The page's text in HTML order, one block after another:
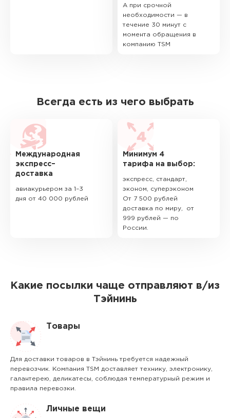
А при срочной
необходимости — в
течение 30 минут с
момента обращения в
компанию TSM
Всегда есть из чего выбрать
Международная
экспресс–
доставка
авиакурьером за 1–3
дня от 40 000 рублей
Минимум 4
тарифа на выбор:
экспресс, стандарт,
эконом, суперэконом
От 7 500 рублей
доставка по миру, от
999 рублей — по
России.
Какие посылки чаще отправляют в/из
Тэйнинь
Товары
Для доставки товаров в Тэйнинь требуется надежный
перевозчик. Компания TSM доставляет технику, электронику,
галантерею, деликатесы, соблюдая температурный режим и
правила перевозки.
Личные вещи